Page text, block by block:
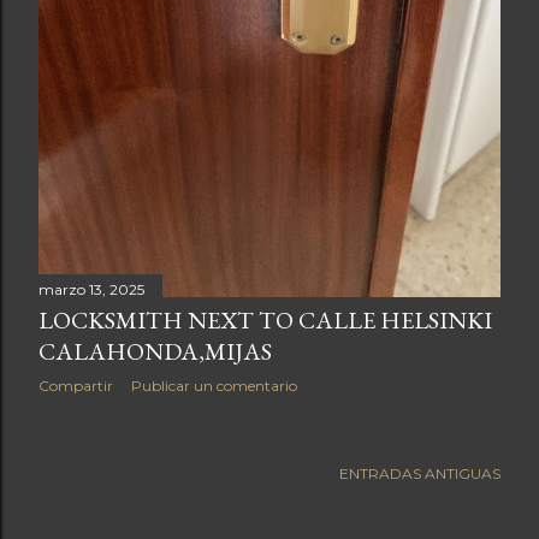
marzo 13, 2025
LOCKSMITH NEXT TO CALLE HELSINKI
CALAHONDA,MIJAS
Compartir Publicar un comentario
ENTRADAS ANTIGUAS